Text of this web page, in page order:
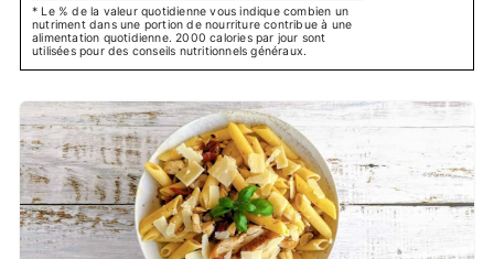
* Le % de la valeur quotidienne vous indique combien un
nutriment dans une portion de nourriture contribue à une
alimentation quotidienne. 2000 calories par jour sont
utilisées pour des conseils nutritionnels généraux.